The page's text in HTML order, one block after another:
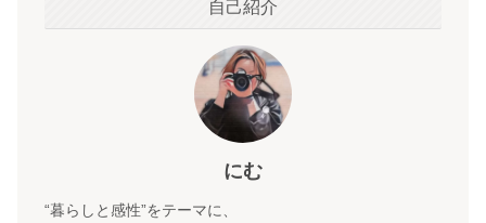
自己紹介
にむ
“暮らしと感性”をテーマに、